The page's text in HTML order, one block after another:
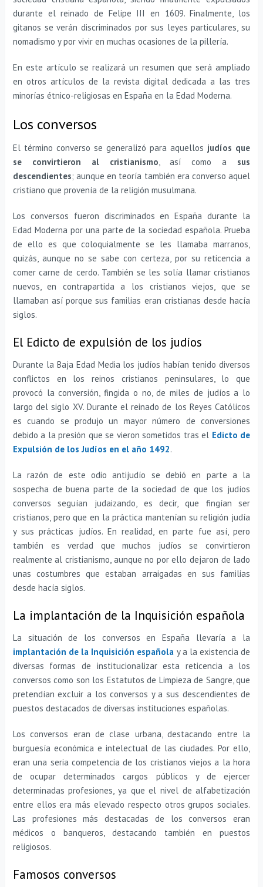
durante el reinado de Felipe III en 1609. Finalmente, los
gitanos se verán discriminados por sus leyes particulares, su
nomadismo y por vivir en muchas ocasiones de la pillería.
En este artículo se realizará un resumen que será ampliado
en otros artículos de la revista digital dedicada a las tres
minorías étnico-religiosas en España en la Edad Moderna.
Los conversos
El término converso se generalizó para aquellos judíos que
se convirtieron al cristianismo, así como a sus
descendientes; aunque en teoría también era converso aquel
cristiano que provenía de la religión musulmana.
Los conversos fueron discriminados en España durante la
Edad Moderna por una parte de la sociedad española. Prueba
de ello es que coloquialmente se les llamaba marranos,
quizás, aunque no se sabe con certeza, por su reticencia a
comer carne de cerdo. También se les solía llamar cristianos
nuevos, en contrapartida a los cristianos viejos, que se
llamaban así porque sus familias eran cristianas desde hacía
siglos.
El Edicto de expulsión de los judíos
Durante la Baja Edad Media los judíos habían tenido diversos
conflictos en los reinos cristianos peninsulares, lo que
provocó la conversión, fingida o no, de miles de judíos a lo
largo del siglo XV. Durante el reinado de los Reyes Católicos
es cuando se produjo un mayor número de conversiones
debido a la presión que se vieron sometidos tras el Edicto de
Expulsión de los Judíos en el año 1492.
La razón de este odio antijudío se debió en parte a la
sospecha de buena parte de la sociedad de que los judíos
conversos seguían judaizando, es decir, que fingían ser
cristianos, pero que en la práctica mantenían su religión judía
y sus prácticas judíos. En realidad, en parte fue así, pero
también es verdad que muchos judíos se convirtieron
realmente al cristianismo, aunque no por ello dejaron de lado
unas costumbres que estaban arraigadas en sus familias
desde hacía siglos.
La implantación de la Inquisición española
La situación de los conversos en España llevaría a la
implantación de la Inquisición española y a la existencia de
diversas formas de institucionalizar esta reticencia a los
conversos como son los Estatutos de Limpieza de Sangre, que
pretendían excluir a los conversos y a sus descendientes de
puestos destacados de diversas instituciones españolas.
Los conversos eran de clase urbana, destacando entre la
burguesía económica e intelectual de las ciudades. Por ello,
eran una seria competencia de los cristianos viejos a la hora
de ocupar determinados cargos públicos y de ejercer
determinadas profesiones, ya que el nivel de alfabetización
entre ellos era más elevado respecto otros grupos sociales.
Las profesiones más destacadas de los conversos eran
médicos o banqueros, destacando también en puestos
religiosos.
Famosos conversos